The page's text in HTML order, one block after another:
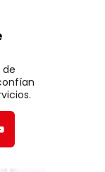
de